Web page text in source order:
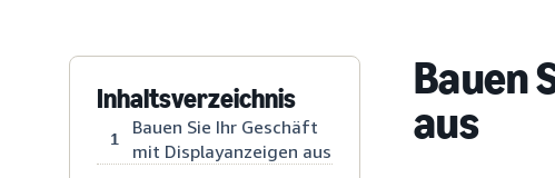
Inhaltsverzeichnis
1
Bauen Sie Ihr Geschäft
mit Displayanzeigen aus
Bauen
aus